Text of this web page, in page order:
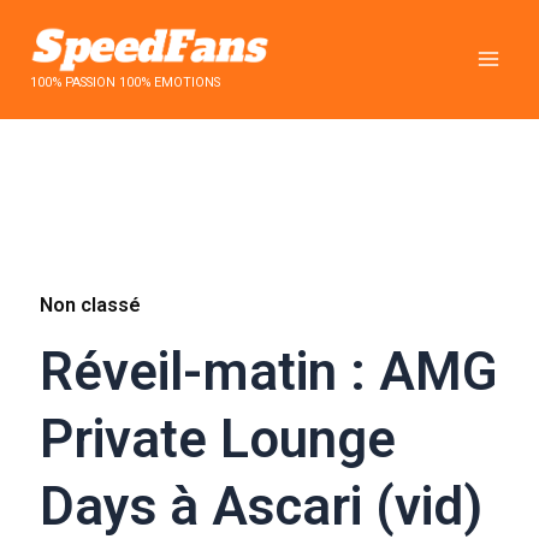
contenu100% PASSION 100% EMOTIONS
Non classé
Réveil-matin : AMG
Private Lounge
Days à Ascari (vid)